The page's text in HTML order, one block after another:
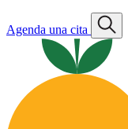
Agenda una cita